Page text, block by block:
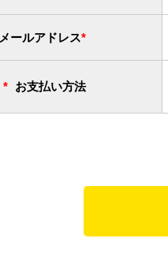
メールアドレス
お支払い方法